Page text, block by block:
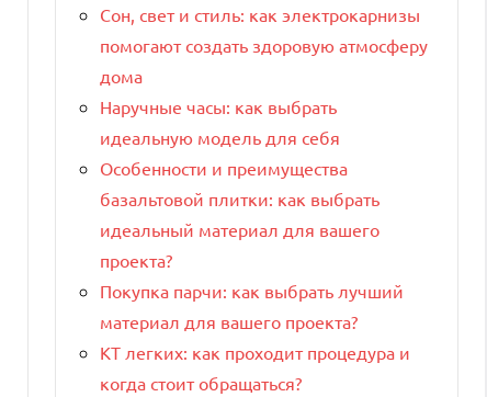
Сон, свет и стиль: как электрокарнизы
помогают создать здоровую атмосферу
дома
Наручные часы: как выбрать
идеальную модель для себя
Особенности и преимущества
базальтовой плитки: как выбрать
идеальный материал для вашего
проекта?
Покупка парчи: как выбрать лучший
материал для вашего проекта?
КТ легких: как проходит процедура и
когда стоит обращаться?